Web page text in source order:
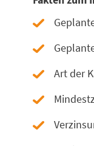
Art der